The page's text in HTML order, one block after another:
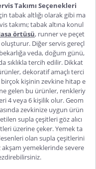
Takımı Seçenekleri
tabak altlığı olarak gibi ma
takımı;tabak altına konul
örtüsü, runner ve peçet
Diğer servis gereçl
veda, doğum günü,
sıklıkla tercih edilir. Dikkat
dekoratif amaçlı terci
birçok kişinin zevkine hitap e
gelen bu ürünler, renkleriy
4 veya 6 kişilik olur. Geom
zevkinize uygun ürün
supla çeşitleri göz alıcı
üzerine çeker. Yemek ta
olan supla çeşitlerini
yemeklerinde severe